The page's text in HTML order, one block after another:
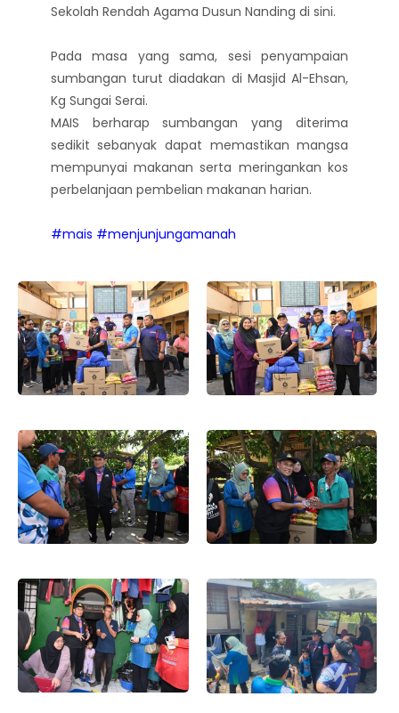
Sekolah Rendah Agama Dusun Nanding di sini.
Pada masa yang sama, sesi penyampaian
sumbangan turut diadakan di Masjid Al-Ehsan,
Kg Sungai Serai.
MAIS berharap sumbangan yang diterima
sedikit sebanyak dapat memastikan mangsa
mempunyai makanan serta meringankan kos
perbelanjaan pembelian makanan harian.
#mais #menjunjungamanah